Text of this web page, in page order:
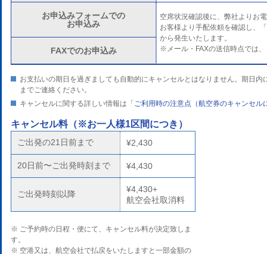
お申込みフォームでの
お申込み
空席状況確認後に、弊社よりお
お客様より手配依頼を確認し、
から発生いたします。
※メール・FAXの送信時点では
FAXでのお申込み
お支払いの期日を過ぎましても自動的にキャンセルとはなりません。期日
までご連絡ください。
キャンセルに関する詳しい情報は「 ご利用時の注意点（航空券のキャンセル
キャンセル料（※お一人様1区間につき）
ご出発の21日前まで ¥2,430
20日前〜ご出発時刻まで ¥4,430
ご出発時刻以降
¥4,430+
航空会社取消料
※ ご予約時の日程・便にて、キャンセル料が決定致しま
す。
※ 空港又は、航空会社で払戻をいたしますと一部金額の